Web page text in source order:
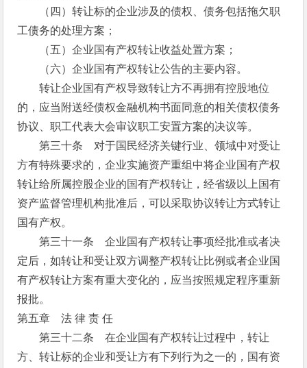
（四）转让标的企业涉及的债权、债务包括拖欠职
工债务的处理方案；
（五）企业国有产权转让收益处置方案；
（六）企业国有产权转让公告的主要内容。
转让企业国有产权导致转让方不再拥有控股地位
的，应当附送经债权金融机构书面同意的相关债权债务
协议、职工代表大会审议职工安置方案的决议等。
第三十条 对于国民经济关键行业、领域中对受让
方有特殊要求的，企业实施资产重组中将企业国有产权
转让给所属控股企业的国有产权转让，经省级以上国有
资产监督管理机构批准后，可以采取协议转让方式转让
国有产权。
第三十一条 企业国有产权转让事项经批准或者决
定后，如转让和受让双方调整产权转让比例或者企业国
有产权转让方案有重大变化的，应当按照规定程序重新
报批。
第五章 法 律 责 任
第三十二条 在企业国有产权转让过程中，转让
方、转让标的企业和受让方有下列行为之一的，国有资